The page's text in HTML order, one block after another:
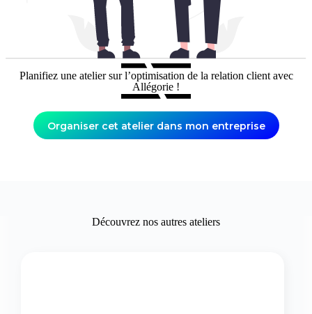
Planifiez une atelier sur l’optimisation de la relation client avec
Allégorie !
Organiser cet atelier dans mon entreprise
Découvrez nos autres ateliers